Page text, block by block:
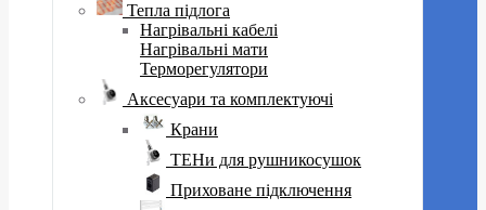
Тепла підлога
Нагрівальні кабелі
Нагрівальні мати
Терморегулятори
Аксесуари та комплектуючі
Крани
ТЕНи для рушникосушок
Приховане підключення